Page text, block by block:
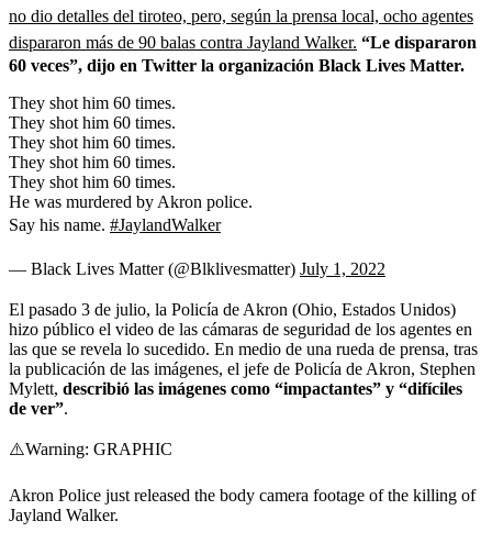
no dio detalles del tiroteo, pero, según la prensa local, ocho agentes
dispararon más de 90 balas contra Jayland Walker. “Le dispararon
60 veces”, dijo en Twitter la organización Black Lives Matter.
They shot him 60 times.
They shot him 60 times.
They shot him 60 times.
They shot him 60 times.
They shot him 60 times.
He was murdered by Akron police.
Say his name. #JaylandWalker
— Black Lives Matter (@Blklivesmatter) July 1, 2022
El pasado 3 de julio, la Policía de Akron (Ohio, Estados Unidos)
hizo público el video de las cámaras de seguridad de los agentes en
las que se revela lo sucedido. En medio de una rueda de prensa, tras
la publicación de las imágenes, el jefe de Policía de Akron, Stephen
Mylett, describió las imágenes como “impactantes” y “difíciles
de ver”.
⚠️Warning: GRAPHIC
Akron Police just released the body camera footage of the killing of
Jayland Walker.